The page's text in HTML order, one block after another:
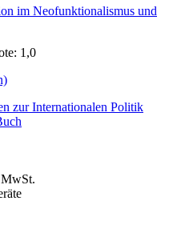
1,0
zur Internationalen Politik